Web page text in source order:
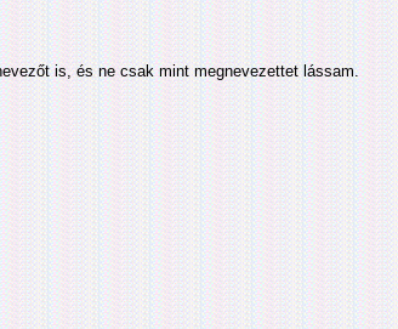
is, és ne csak mint megnevezettet lássam.